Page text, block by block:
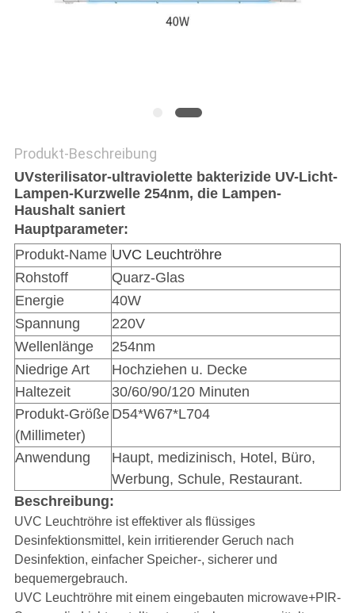
Produkt-Beschreibung
UVsterilisator-ultraviolette bakterizide UV-Licht-
Lampen-Kurzwelle 254nm, die Lampen-
Haushalt saniert
Hauptparameter:
Produkt-Name UVC Leuchtröhre
Rohstoff
Quarz-Glas
Energie
40W
Spannung
220V
Wellenlänge
254nm
Niedrige Art
Hochziehen u. Decke
Haltezeit
30/60/90/120 Minuten
Produkt-Größe
(Millimeter)
D54*W67*L704
Anwendung
Haupt, medizinisch, Hotel, Büro,
Werbung, Schule, Restaurant.
Beschreibung:
UVC Leuchtröhre ist effektiver als flüssiges
Desinfektionsmittel, kein irritierender Geruch nach
Desinfektion, einfacher Speicher-, sicherer und
bequemergebrauch.
UVC Leuchtröhre mit einem eingebauten microwave+PIR-